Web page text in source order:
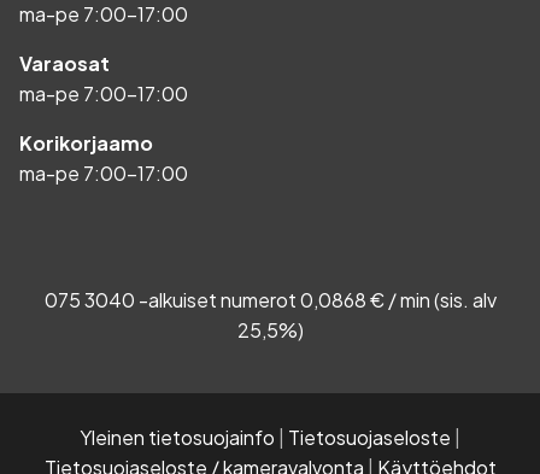
ma-pe 7:00-17:00
Varaosat
ma-pe 7:00-17:00
Korikorjaamo
ma-pe 7:00-17:00
075 3040 -alkuiset numerot 0,0868 € / min (sis. alv
25,5%)
Yleinen tietosuojainfo Tietosuojaseloste
Tietosuojaseloste / kameravalvonta
Käyttöehdot